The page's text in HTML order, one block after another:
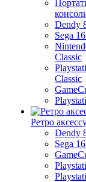
Dendy
Sega
Classic
Classic
Ретро
Dendy
Sega